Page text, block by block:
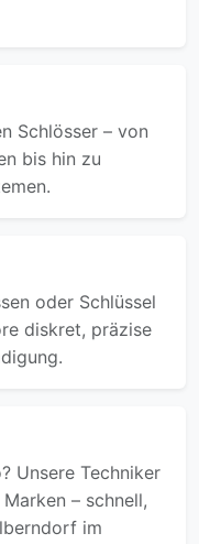
Schlösser – von
bis hin zu
oder Schlüssel
diskret, präzise
Unsere Techniker
– schnell,
im